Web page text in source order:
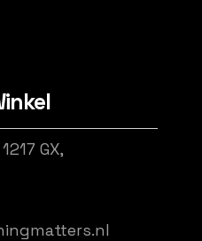
GX,